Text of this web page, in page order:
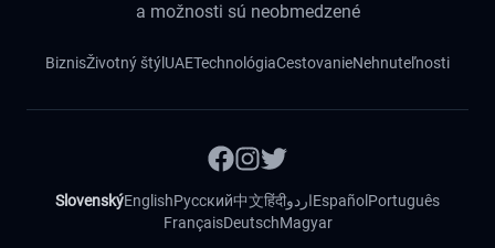
a možnosti sú neobmedzené
BiznisŽivotný štýl UAETechnológiaCestovanieNehnuteľnosti
SlovenskýEnglishРусский中文हिंदीاردوEspañol Português
FrançaisDeutschMagyar